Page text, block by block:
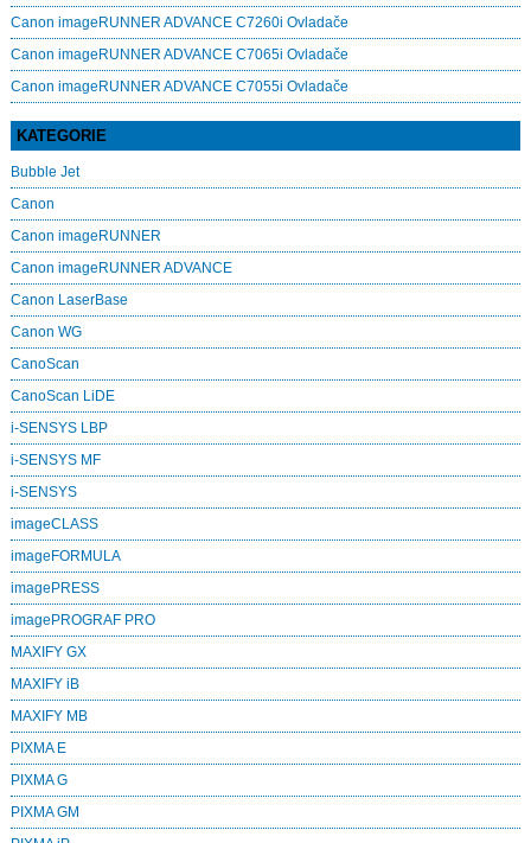
Canon imageRUNNER ADVANCE C7260i Ovladače
Canon imageRUNNER ADVANCE C7065i Ovladače
Canon imageRUNNER ADVANCE C7055i Ovladače
KATEGORIE
Bubble Jet
Canon
Canon imageRUNNER
Canon imageRUNNER ADVANCE
Canon LaserBase
Canon WG
CanoScan
CanoScan LiDE
i-SENSYS LBP
i-SENSYS MF
i‑SENSYS
imageCLASS
imageFORMULA
imagePRESS
imagePROGRAF PRO
MAXIFY GX
MAXIFY iB
MAXIFY MB
PIXMA E
PIXMA G
PIXMA GM